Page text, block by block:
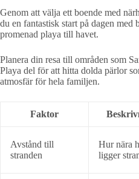
Genom att välja ett boende med
du en fantastisk start på dagen med
promenad playa till havet.
Planera din resa till områden som
Playa del för att hitta dolda pärlor
atmosfär för hela familjen.
Faktor
Avstånd till
stranden
Hur nära
ligger